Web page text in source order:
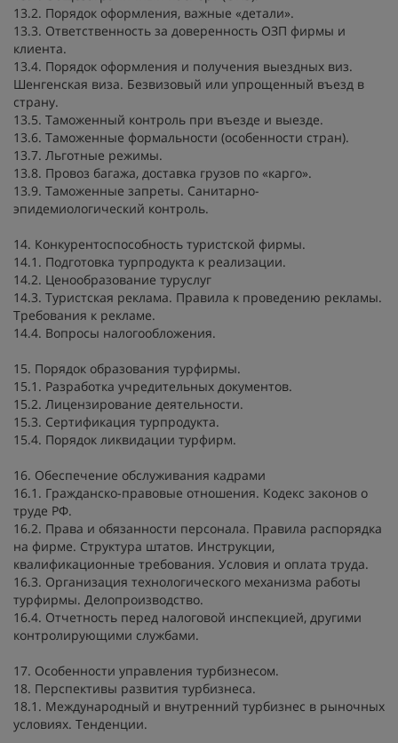
13.2. Порядок оформления, важные «детали».
13.3. Ответственность за доверенность ОЗП фирмы и
клиента.
13.4. Порядок оформления и получения выездных виз.
Шенгенская виза. Безвизовый или упрощенный въезд в
страну.
13.5. Таможенный контроль при въезде и выезде.
13.6. Таможенные формальности (особенности стран).
13.7. Льготные режимы.
13.8. Провоз багажа, доставка грузов по «карго».
13.9. Таможенные запреты. Санитарно-
эпидемиологический контроль.
14. Конкурентоспособность туристской фирмы.
14.1. Подготовка турпродукта к реализации.
14.2. Ценообразование туруслуг
14.3. Туристская реклама. Правила к проведению рекламы.
Требования к рекламе.
14.4. Вопросы налогообложения.
15. Порядок образования турфирмы.
15.1. Разработка учредительных документов.
15.2. Лицензирование деятельности.
15.3. Сертификация турпродукта.
15.4. Порядок ликвидации турфирм.
16. Обеспечение обслуживания кадрами
16.1. Гражданско-правовые отношения. Кодекс законов о
труде РФ.
16.2. Права и обязанности персонала. Правила распорядка
на фирме. Структура штатов. Инструкции,
квалификационные требования. Условия и оплата труда.
16.3. Организация технологического механизма работы
турфирмы. Делопроизводство.
16.4. Отчетность перед налоговой инспекцией, другими
контролирующими службами.
17. Особенности управления турбизнесом.
18. Перспективы развития турбизнеса.
18.1. Международный и внутренний турбизнес в рыночных
условиях. Тенденции.